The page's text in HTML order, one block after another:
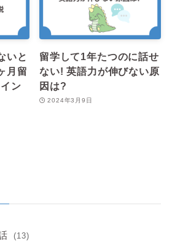
いと
月留
ン
留学して1年たつのに話せ
ない! 英語力が伸びない原
因は?
2024年3月9日
(13)